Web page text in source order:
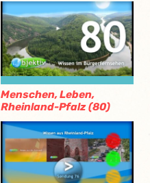
Menschen, Leben,
Rheinland-Pfalz (80)